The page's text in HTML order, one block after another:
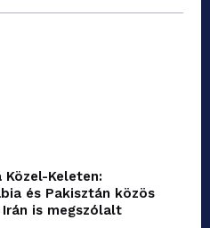
Keleten:
és Pakisztán közös
is megszólalt